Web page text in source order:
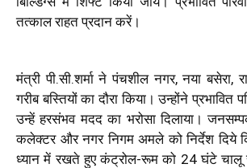
तत्काल राहत प्रदान करें।
मंत्री पी.सी.शर्मा ने पंचशील नगर, नया बसेरा,
गरीब बस्तियों का दौरा किया। उन्होंने प्रभावित
उन्हें हरसंभव मदद का भरोसा दिलाया।
कलेक्टर और नगर निगम अमले को निर्देश दिये
ध्यान में रखते हुए कंट्रोल-रूम को 24 घंटे चालू